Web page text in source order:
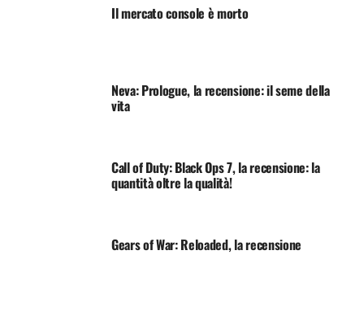
Il mercato console è morto
Neva: Prologue, la recensione: il seme della
vita
Call of Duty: Black Ops 7, la recensione: la
quantità oltre la qualità!
Gears of War: Reloaded, la recensione